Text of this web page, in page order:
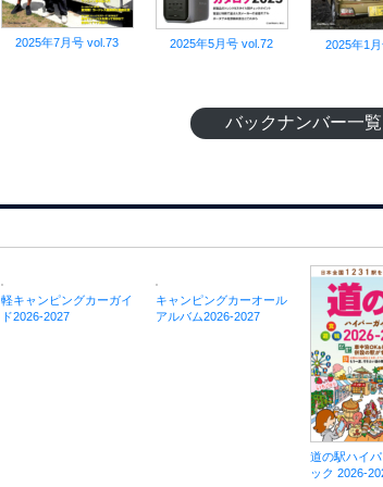
2025年7月号 vol.73 2025年5月号 vol.72 2025年1
バックナンバー一覧
軽キャンピングカーガイ
ド2026-2027
キャンピングカーオール
アルバム2026-2027
道の駅ハイ
ック 2026-